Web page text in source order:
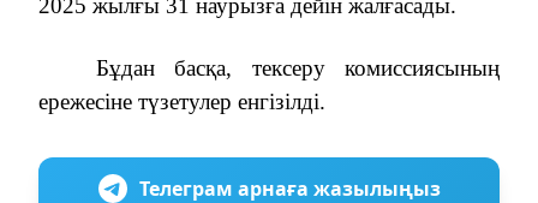
2025 жылғы 31 наурызға дейін жалғасады.
Бұдан басқа, тексеру комиссиясының
ережесіне түзетулер енгізілді.
Телеграм арнаға жазылыңыз